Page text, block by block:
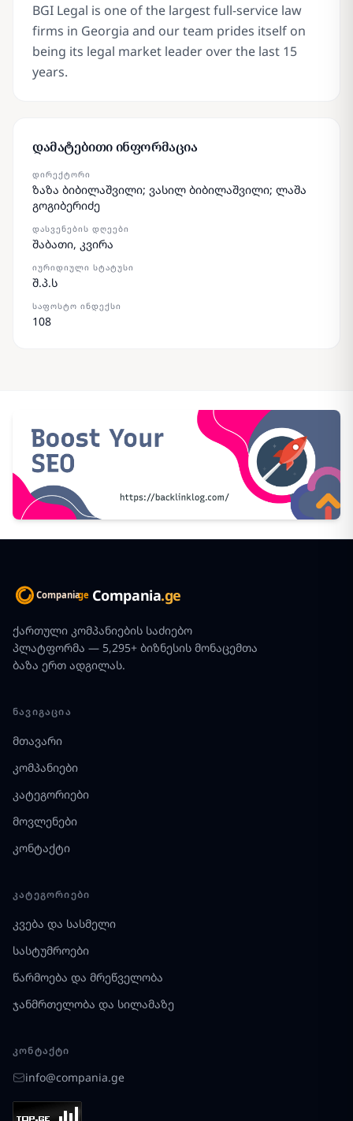
BGI Legal is one of the largest full-service law
firms in Georgia and our team prides itself on
being its legal market leader over the last 15
years.
დამატებითი ინფორმაცია
ᲓᲘᲠᲔᲥᲢᲝᲠᲘ
ზაზა ბიბილაშვილი; ვასილ ბიბილაშვილი; ლაშა
გოგიბერიძე
ᲓᲐᲡᲕᲔᲜᲔᲑᲘᲡ ᲓᲦᲔᲔᲑᲘ
შაბათი, კვირა
ᲘᲣᲠᲘᲓᲘᲣᲚᲘ ᲡᲢᲐᲢᲣᲡᲘ
შ.პ.ს
ᲡᲐᲤᲝᲡᲢᲝ ᲘᲜᲓᲔᲥᲡᲘ
108
Compania.ge
ქართული კომპანიების საძიებო
პლატფორმა — 5,295+ ბიზნესის მონაცემთა
ბაზა ერთ ადგილას.
ᲜᲐᲕᲘᲒᲐᲪᲘᲐ
მთავარი
კომპანიები
კატეგორიები
მოვლენები
კონტაქტი
ᲙᲐᲢᲔᲒᲝᲠᲘᲔᲑᲘ
კვება და სასმელი
სასტუმროები
წარმოება და მრეწველობა
ჯანმრთელობა და სილამაზე
ᲙᲝᲜᲢᲐᲥᲢᲘ
info@compania.ge